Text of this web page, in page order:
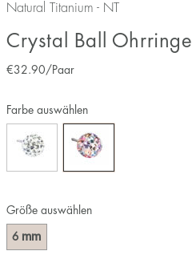
Natural Titanium - NT
Crystal Ball Ohrringe
€32.90 /Paar
Größe auswählen
6 mm
Farbe auswählen